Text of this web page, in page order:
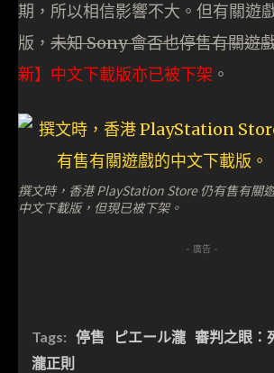
期，所以相信影響不大。但有關遊
版， 未知 Sony 會否也停售有關遊
新】中文下載版亦已被下架 。
撰文時，香港 PlayStation Store 仍有售有關
中文下載版，但現已被下架。
- 廣告 -
Tags: 停售 ピエール瀧 審判之眼：
瀧正則